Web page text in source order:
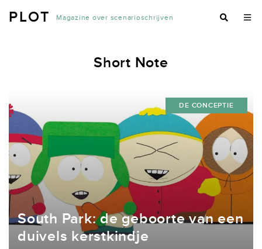
PLOT Magazine over scenarioschrijven
Short Note
​South Park: de geboorte van een
duivels kerstkindje
DE CONCEPTIE